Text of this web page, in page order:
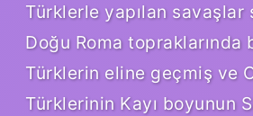
Türklerle yapılan savaşlar
Doğu Roma topraklarında
Türklerin eline geçmiş ve
Türklerinin Kayı boyunun